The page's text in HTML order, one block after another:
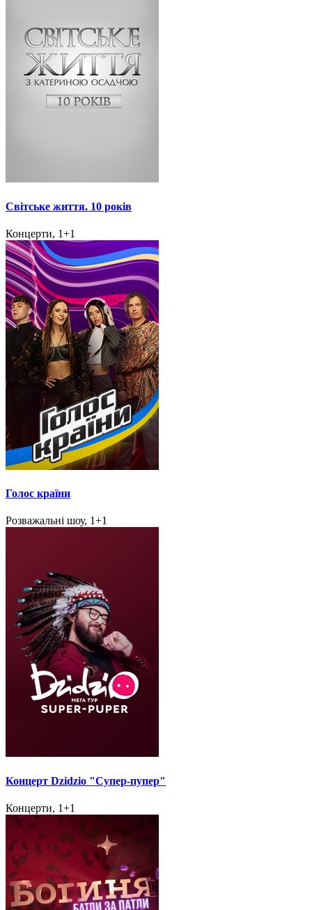
Світське життя. 10 років
Концерти, 1+1
Голос країни
Розважальні шоу, 1+1
Концерт Dzidzio "Супер-пупер"
Концерти, 1+1